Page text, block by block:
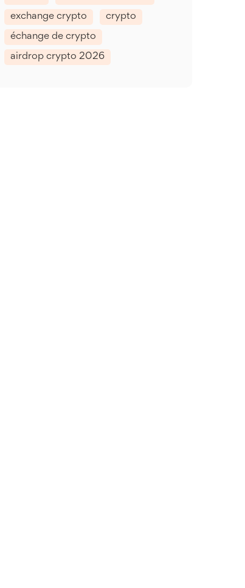
exchange crypto crypto
échange de crypto
airdrop crypto 2026